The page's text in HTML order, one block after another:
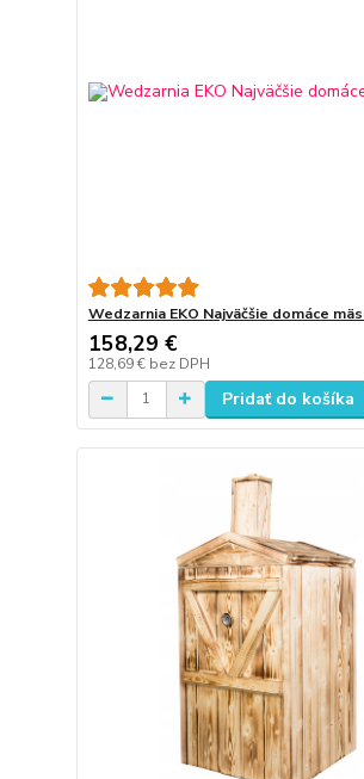
Wedzarnia EKO Najväčšie domáce
158,29 €
128,69 € bez DPH
Pridať do košíka